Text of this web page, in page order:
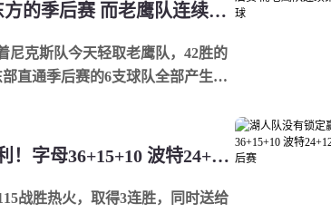
雄鹿队连续排名前6位进入东方的季后赛 而老鹰队连续第四年在季后赛中踢球
尼克斯队今天轻取老鹰队，42胜的
直通季后赛的6支球队全部产生，
湖人队没有锁定赢得47场胜利！字母36+15+10 波特24+12+8 42胜利以锁定季后赛
战胜热火，取得3连胜，同时送给